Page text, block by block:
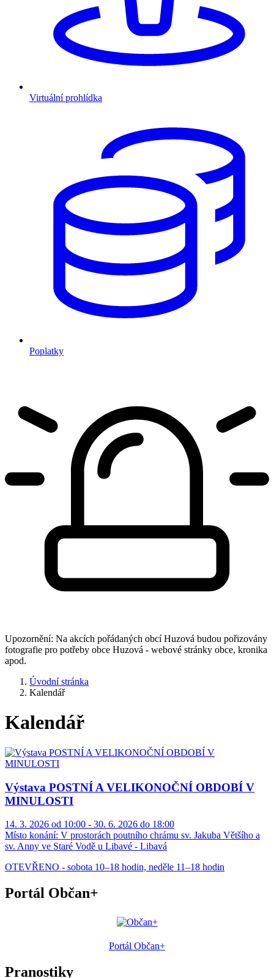
Virtuální prohlídka
Poplatky
Upozornění: Na akcích pořádaných obcí Huzová budou pořizovány
fotografie pro potřeby obce Huzová - webové stránky obce, kronika
apod.
Úvodní stránka
Kalendář
Kalendář
Výstava POSTNÍ A VELIKONOČNÍ OBDOBÍ V
MINULOSTI
14. 3. 2026 od 10:00 - 30. 6. 2026 do 18:00
Místo konání: V prostorách poutního chrámu sv. Jakuba Většího a
sv. Anny ve Staré Vodě u Libavé - Libavá
OTEVŘENO - sobota 10–18 hodin, neděle 11–18 hodin
Portál Občan+
Portál Občan+
Pranostiky